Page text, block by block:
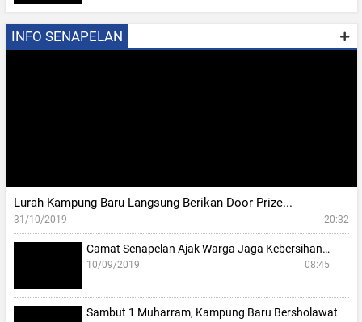
INFO SENAPELAN
Lurah Kampung Baru Langsung Berikan Door Prize...
31/10/2019 20:32
Camat Senapelan Ajak Warga Jaga Kebersihan…
10/09/2019 08:45
Sambut 1 Muharram, Kampung Baru Bersholawat